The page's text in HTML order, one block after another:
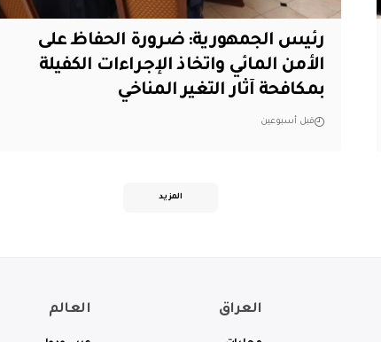
رئيس الجمهورية: ضرورة الحفاظ على
الأمن المائي واتخاذ الإجراءات الكفيلة
بمكافحة آثار التغير المناخي
قبل أسبوعين
المزيد
العراق العالم